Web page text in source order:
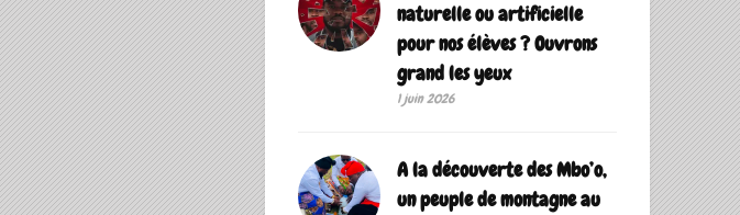
naturelle ou artificielle
pour nos élèves ? Ouvrons
grand les yeux
1 juin 2026
A la découverte des Mbo’o,
un peuple de montagne au